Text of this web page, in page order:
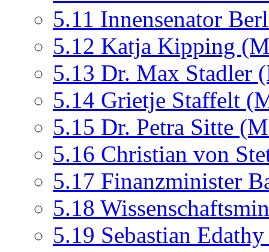
5.11 Innensenator
5.12 Katja Kipping
5.13 Dr. Max Stadler
5.14 Grietje Staffelt
5.15 Dr. Petra Sitte
5.16 Christian von
5.17 Finanzminister
5.18
5.19 Sebastian